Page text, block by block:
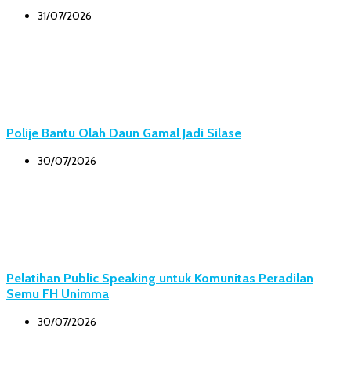
31/07/2026
Polije Bantu Olah Daun Gamal Jadi Silase
30/07/2026
Pelatihan Public Speaking untuk Komunitas Peradilan
Semu FH Unimma
30/07/2026